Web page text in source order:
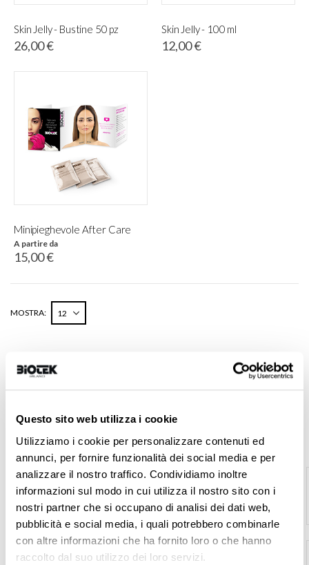
Questo sito web utilizza i cookie
Utilizziamo i cookie per personalizzare contenuti ed
annunci, per fornire funzionalità dei social media e per
analizzare il nostro traffico. Condividiamo inoltre
informazioni sul modo in cui utilizza il nostro sito con i
nostri partner che si occupano di analisi dei dati web,
pubblicità e social media, i quali potrebbero combinarle
con altre informazioni che ha fornito loro o che hanno
raccolto dal suo utilizzo dei loro servizi.
Skin Jelly - Bustine 50 pz
26,00 €
Skin Jelly - 100 ml
12,00 €
Minipieghevole After Care
A partire da
15,00 €
MOSTRA
PREZZO
12,00 € - 26,00 €
ERA Orbita Kit
726,00 €
Peel-Off Matita Microblading + Lama -
Marrone